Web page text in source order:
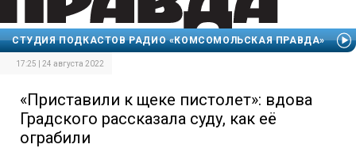
СТУДИЯ ПОДКАСТОВ РАДИО «КОМСОМОЛЬСКАЯ ПРАВДА»
17:25 | 24 августа 2022
«Приставили к щеке пистолет»: вдова
Градского рассказала суду, как её
ограбили